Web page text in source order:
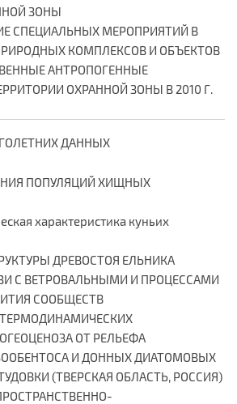
ЗОНЫ
СПЕЦИАЛЬНЫХ МЕРОПРИЯТИЙ В
КОМПЛЕКСОВ И ОБЪЕКТОВ
АНТРОПОГЕННЫЕ
ОХРАННОЙ ЗОНЫ В 2010 Г.
ДАННЫХ
ПОПУЛЯЦИЙ ХИЩНЫХ
характеристика куньих
ДРЕВОСТОЯ ЕЛЬНИКА
С ВЕТРОВАЛЬНЫМИ И ПРОЦЕССАМИ
СООБЩЕСТВ
ТЕРМОДИНАМИЧЕСКИХ
ОТ РЕЛЬЕФА
И ДОННЫХ ДИАТОМОВЫХ
(ТВЕРСКАЯ ОБЛАСТЬ, РОССИЯ)